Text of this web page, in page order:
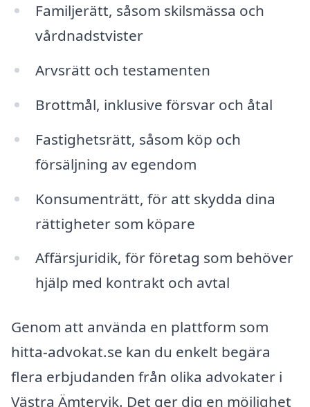
Familjerätt, såsom skilsmässa och
vårdnadstvister
Arvsrätt och testamenten
Brottmål, inklusive försvar och åtal
Fastighetsrätt, såsom köp och
försäljning av egendom
Konsumenträtt, för att skydda dina
rättigheter som köpare
Affärsjuridik, för företag som behöver
hjälp med kontrakt och avtal
Genom att använda en plattform som
hitta-advokat.se kan du enkelt begära
flera erbjudanden från olika advokater i
Västra Ämtervik. Det ger dig en möjlighet